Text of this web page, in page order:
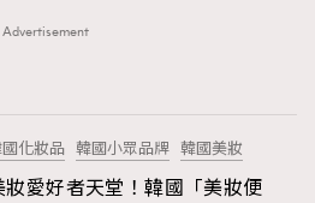
Paris
Advertisement
化妝品 韓國小眾品牌 韓國美妝
妝愛好者天堂！韓國「美妝便